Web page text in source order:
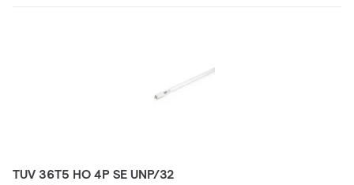
TUV 36T5 HO 4P SE UNP/32